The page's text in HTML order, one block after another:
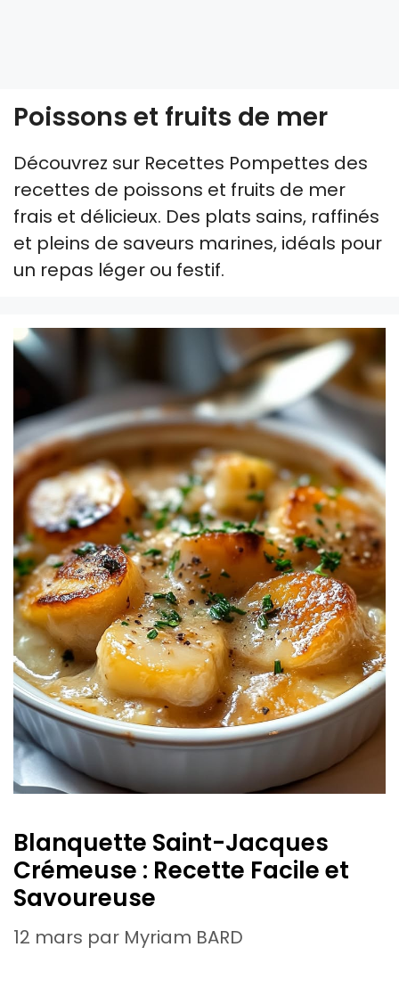
Poissons et fruits de mer
Découvrez sur Recettes Pompettes des
recettes de poissons et fruits de mer
frais et délicieux. Des plats sains, raffinés
et pleins de saveurs marines, idéals pour
un repas léger ou festif.
Blanquette Saint-Jacques
Crémeuse : Recette Facile et
Savoureuse
12 mars par Myriam BARD